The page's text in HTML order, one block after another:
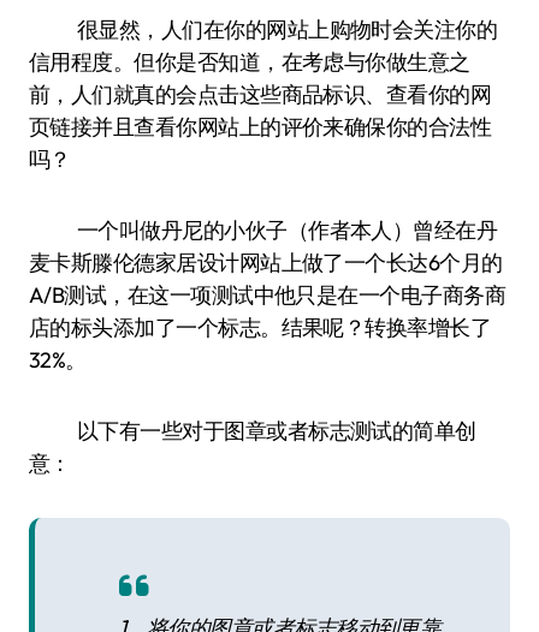
很显然，人们在你的网站上购物时会关注你的
信用程度。但你是否知道，在考虑与你做生意之
前，人们就真的会点击这些商品标识、查看你的网
页链接并且查看你网站上的评价来确保你的合法性
吗？
一个叫做丹尼的小伙子（作者本人）曾经在丹
麦卡斯滕伦德家居设计网站上做了一个长达6个月的
A/B测试，在这一项测试中他只是在一个电子商务商
店的标头添加了一个标志。结果呢？转换率增长了
32%。
以下有一些对于图章或者标志测试的简单创
意：